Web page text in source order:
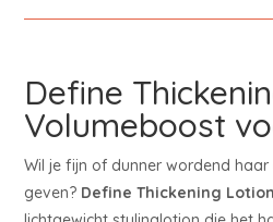
Define
Volumeboost
Wil je fijn of dunner wordend
geven? Define Thickening